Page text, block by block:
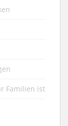
Familien ist